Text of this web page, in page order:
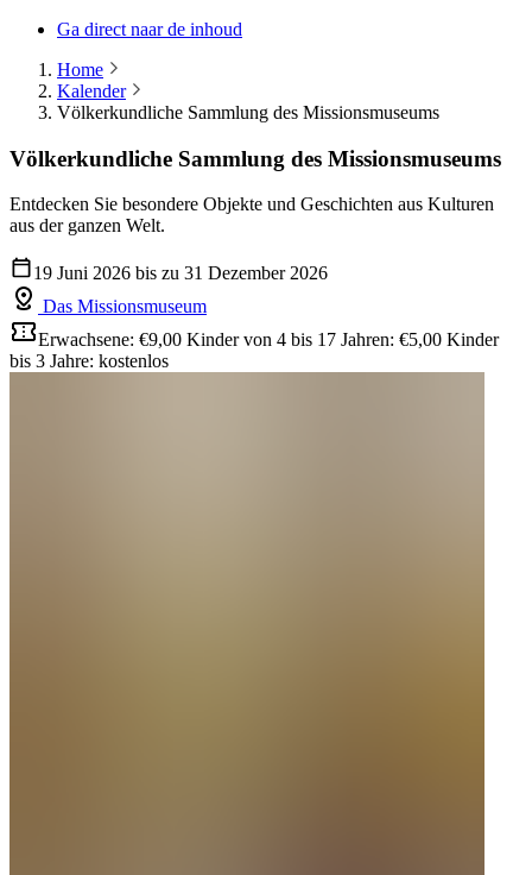
Ga direct naar de inhoud
Home
Kalender
Völkerkundliche Sammlung des Missionsmuseums
Völkerkundliche Sammlung des Missionsmuseums
Entdecken Sie besondere Objekte und Geschichten aus Kulturen
aus der ganzen Welt.
19 Juni 2026 bis zu 31 Dezember 2026
Das Missionsmuseum
Erwachsene: €9,00 Kinder von 4 bis 17 Jahren: €5,00 Kinder
bis 3 Jahre: kostenlos